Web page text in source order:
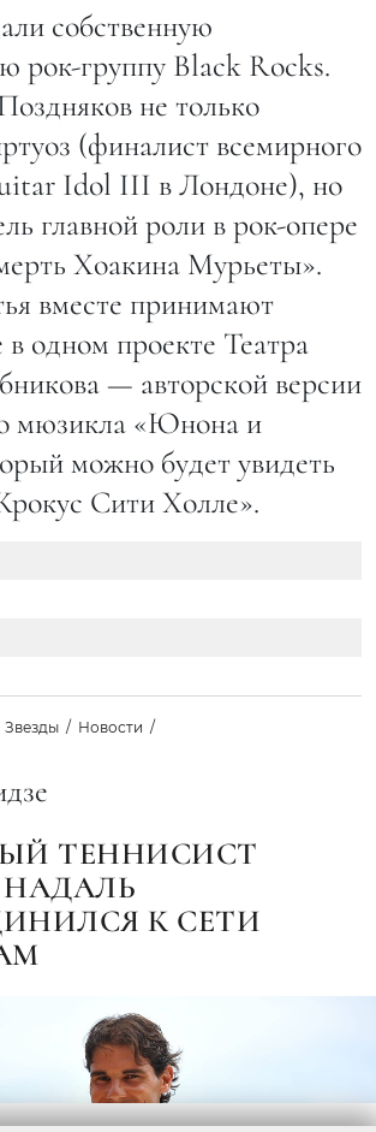
собственную
рок-группу Black Rocks.
не только
(финалист всемирного
Idol III в Лондоне), но
главной роли в рок-опере
Хоакина Мурьеты».
вместе принимают
в одном проекте Театра
— авторской версии
мюзикла «Юнона и
можно будет увидеть
Сити Холле».
Звезды Новости
ТЕННИСИСТ
НАДАЛЬ
К СЕТИ